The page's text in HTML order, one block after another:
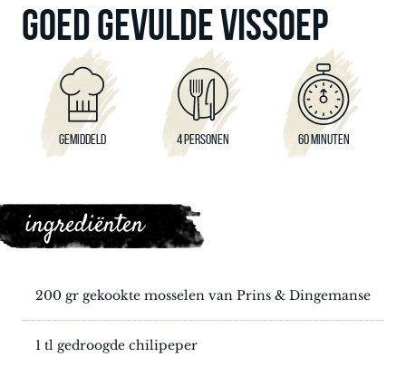
GOED GEVULDE VISSOEP
GEMIDDELD 4 PERSONEN 60 MINUTEN
ingrediënten
200 gr gekookte mosselen van Prins & Dingemanse
1 tl gedroogde chilipeper